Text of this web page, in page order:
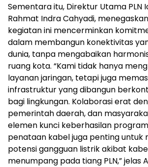
Sementara itu, Direktur Utama PLN
Rahmat Indra Cahyadi,
kegiatan ini mencerminkan
dalam membangun konektivitas
dunia, tanpa mengabaikan
ruang kota. “Kami tidak hanya
layanan jaringan, tetapi juga
infrastruktur yang dibangun
bagi lingkungan. Kolaborasi erat
pemerintah daerah, dan
elemen kunci keberhasilan
penataan kabel juga penting untuk
potensi gangguan listrik akibat
menumpang pada tiang PLN,” jelas